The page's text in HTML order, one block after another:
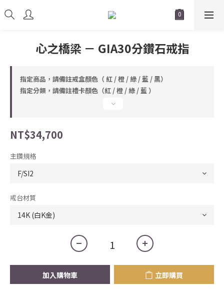
心之橋梁 － GIA30分鑽石戒指
指定商品，請備註戒盒顏色（ 紅 / 橙 / 綠 / 藍 / 黑）
指定分類，請備註禮卡顏色（紅 / 橙 / 綠 / 藍 ）
NT$34,700
主鑽規格
戒台材質
加入購物車 立即購買